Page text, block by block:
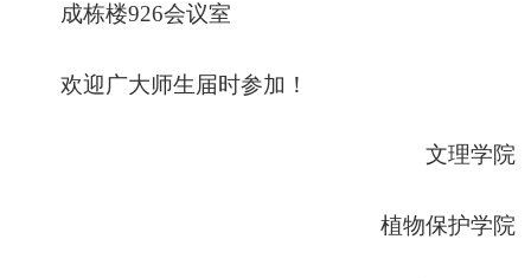
成栋楼926会议室
欢迎广大师生届时参加！
文理学院
植物保护学院